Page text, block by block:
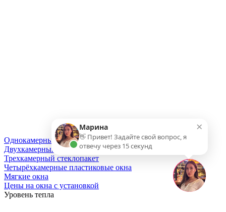
Однокамерный стеклопакет
Двухкамерный стеклопакет
Трехкамерный стеклопакет
Четырёхкамерные пластиковые окна
Мягкие окна
Цены на окна с установкой
Уровень тепла
×
Марина
👋 Привет! Задайте свой вопрос, я
отвечу через 15 секунд